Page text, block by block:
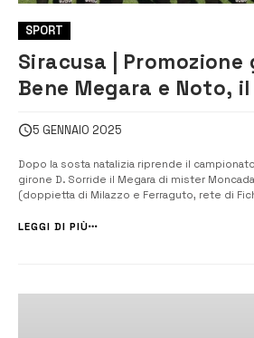
SPORT
Siracusa | Promozione
Bene Megara e Noto,
5 GENNAIO 2025
Dopo la sosta natalizia riprende il
girone D. Sorride il Megara di mister
(doppietta di Milazzo e Ferraguto, rete di
finale con reti di D’Emanuele e Gabrielli). Il
LEGGI DI PIÙ